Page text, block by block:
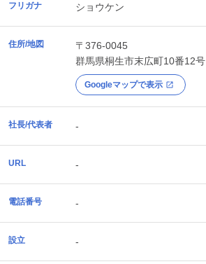
フリガナ ショウケン
住所/地図
〒376-0045
群馬県桐生市末広町10番12号
Googleマップで表示
社長/代表者 -
URL -
電話番号 -
設立 -